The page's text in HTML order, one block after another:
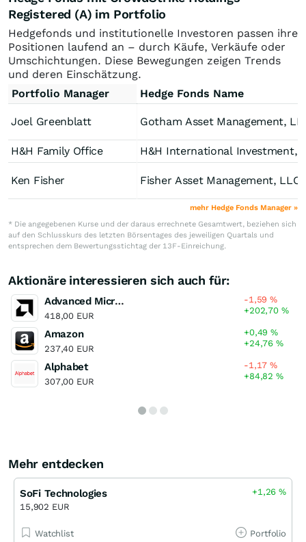
Registered (A) im Portfolio
Hedgefonds und institutionelle Investoren passen ihre
Positionen laufend an – durch Käufe, Verkäufe oder
Umschichtungen. Diese Bewegungen zeigen Trends
und deren Einschätzung.
Portfolio Manager
Hedge Fonds Name
Joel Greenblatt Gotham Asset Management,
H&H Family Office
Ken Fisher Fisher Asset Management, LLC
mehr Hedge Fonds Manager »
* Die angegebenen Kurse und der daraus errechnete Gesamtwert, beziehen sich
auf den Schlusskurs des letzten Börsentages des jeweiligen Quartals und
entsprechen dem Bewertungsstichtag der 13F-Einreichung.
Aktionäre interessieren sich auch für:
Advanced Micro Devices
418,00 EUR
-1,59%
+202,70 %
Amazon
237,40 EUR
+0,49%
+24,76%
Alphabet
307,00 EUR
-1,17%
+84,82%
Mehr entdecken
SoFi Technologies
15,902 EUR
+1,26%
Watchlist Portfolio